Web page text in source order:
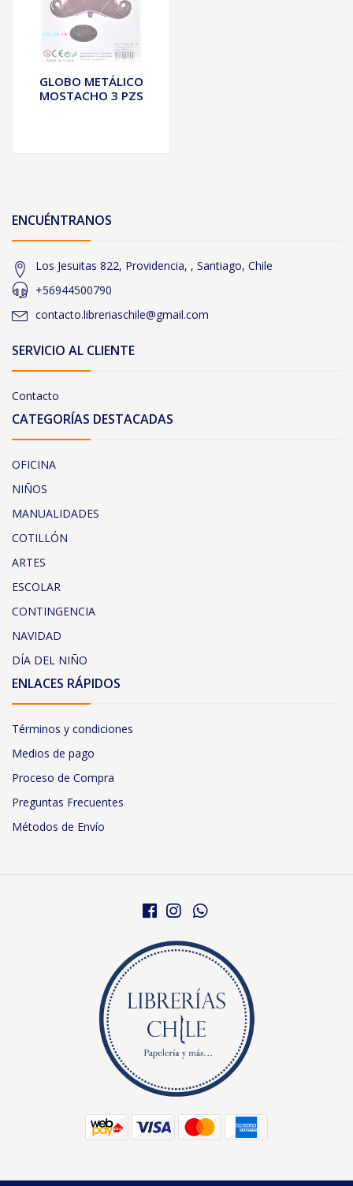
GLOBO METÁLICO
MOSTACHO 3 PZS
ENCUÉNTRANOS
Los Jesuitas 822, Providencia, , Santiago, Chile
+56944500790
contacto.libreriaschile@gmail.com
SERVICIO AL CLIENTE
Contacto
CATEGORÍAS DESTACADAS
OFICINA
NIÑOS
MANUALIDADES
COTILLÓN
ARTES
ESCOLAR
CONTINGENCIA
NAVIDAD
DÍA DEL NIÑO
ENLACES RÁPIDOS
Términos y condiciones
Medios de pago
Proceso de Compra
Preguntas Frecuentes
Métodos de Envío